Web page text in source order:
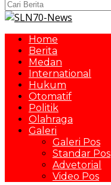
Home
Berita
Medan
International
Hukum
Otomatif
Politik
Olahraga
Galeri
Galeri Pos
Standar Pos
Advetorial
Video Pos